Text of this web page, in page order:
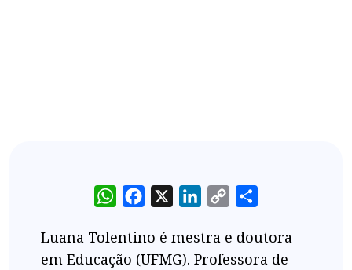
WhatsAppFacebook LinkedIn
Copy
Luana Tolentino é mestra e doutora
em Educação (UFMG). Professora de